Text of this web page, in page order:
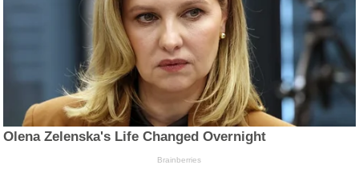
Olena Zelenska's Life Changed Overnight
Brainberries